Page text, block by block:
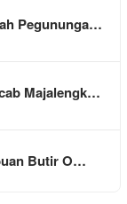
Pegununga…
Majalengk…
Butir O…